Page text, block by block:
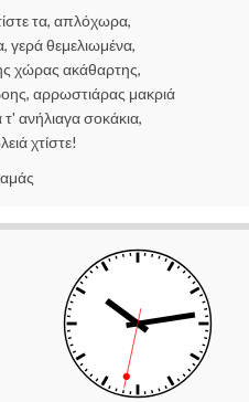
τα, απλόχωρα,
γερά θεμελιωμένα,
χώρας ακάθαρτης,
αρρωστιάρας μακριά
τ' ανήλιαγα σοκάκια,
χτίστε!